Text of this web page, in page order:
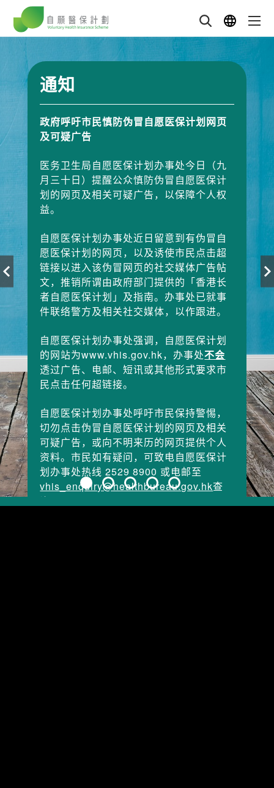
通知
政府呼吁市民慎防伪冒自愿医保计划网页
及可疑广告
医务卫生局自愿医保计划办事处今日（九
月三十日）提醒公众慎防伪冒自愿医保计
划的网页及相关可疑广告，以保障个人权
益。
自愿医保计划办事处近日留意到有伪冒自
愿医保计划的网页，以及诱使市民点击超
链接以进入该伪冒网页的社交媒体广告帖
文，推销所谓由政府部门提供的「香港长
者自愿医保计划」及指南。办事处已就事
件联络警方及相关社交媒体，以作跟进。
自愿医保计划办事处强调，自愿医保计划
的网站为www.vhis.gov.hk，办事处不会
透过广告、电邮、短讯或其他形式要求市
民点击任何超链接。
自愿医保计划办事处呼吁市民保持警惕，
切勿点击伪冒自愿医保计划的网页及相关
可疑广告，或向不明来历的网页提供个人
资料。市民如有疑问，可致电自愿医保计
划办事处热线2529 8900 或电邮至
vhis_enquiry@healthbureau.gov.hk查
询。
政府呼吁市民慎防伪冒自愿医保计划网页
及可疑广告
医务卫生局自愿医保计划办事处今日（九
月三十日）提醒公众慎防伪冒自愿医保计
划的网页及相关可疑广告，以保障个人权
益。
自愿医保计划办事处近日留意到有伪冒自
愿医保计划的网页，以及诱使市民点击超
链接以进入该伪冒网页的社交媒体广告帖
文，推销所谓由政府部门提供的「香港长
者自愿医保计划」及指南。办事处已就事
件联络警方及相关社交媒体，以作跟进。
自愿医保计划办事处强调，自愿医保计划
的网站为www.vhis.gov.hk，办事处不会
透过广告、电邮、短讯或其他形式要求市
民点击任何超链接。
自愿医保计划办事处呼吁市民保持警惕，
切勿点击伪冒自愿医保计划的网页及相关
可疑广告，或向不明来历的网页提供个人
资料。市民如有疑问，可致电自愿医保计
划办事处热线2529 8900 或电邮至
vhis_enquiry@healthbureau.gov.hk查
询。